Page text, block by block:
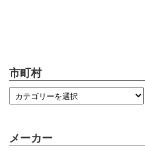
市町村
メーカー